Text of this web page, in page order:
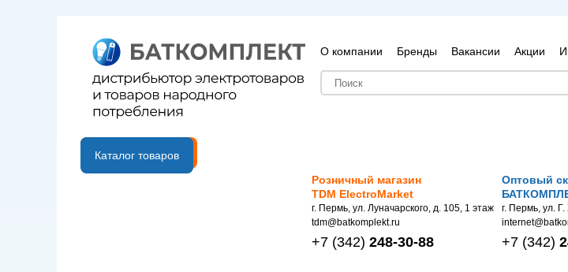
О компании Бренды Вакансии Акции
B2B портал
Каталог товаров
Розничный магазин
TDM ElectroMarket
г. Пермь, ул. Луначарского, д. 105, 1 этаж
tdm@batkomplekt.ru
+7 (342) 248-30-88
Оптовый
г. Пермь, ул.
+7 (342)